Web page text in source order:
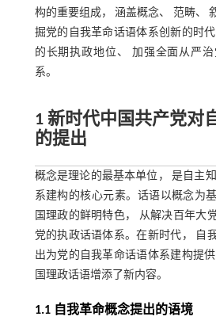
构的重要组成， 涵盖概念、 范畴、
掘党的自我革命话语体系创新的时
的长期执政地位、 加强全面从严
系。
1 新时代中国共产党对
的提出
概念是理论的最基本单位， 是自主
系建构的核心元素。话语以概念为
国理政的鲜明特色， 从解决百年大
党的执政话语体系。在新时代， 自
出为党的自我革命话语体系建构提
国理政话语增添了新内容。
1.1 自我革命概念提出的语境